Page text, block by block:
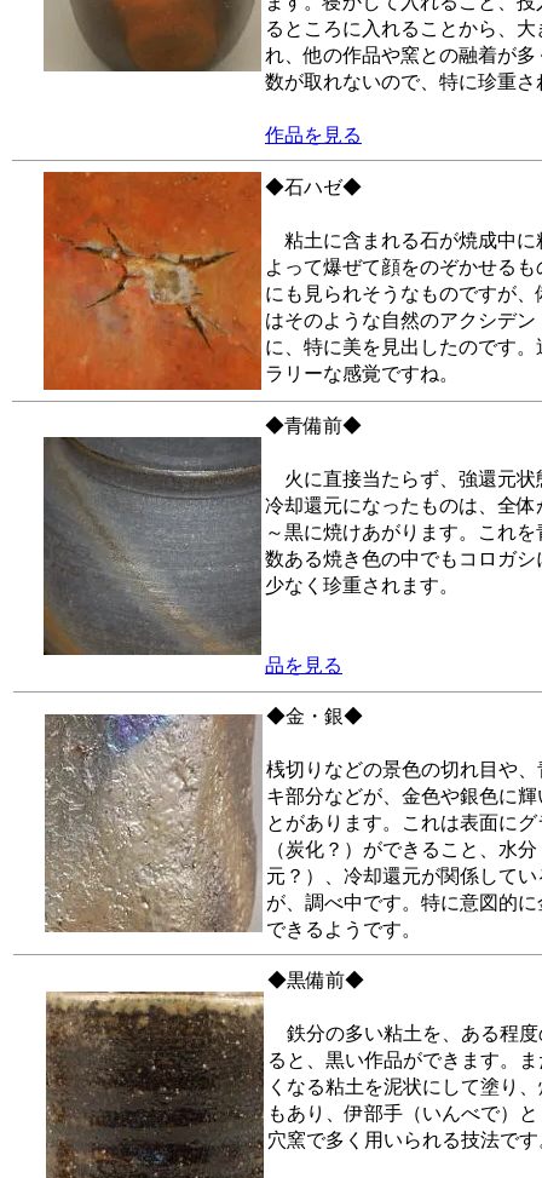
るところに入れることから、
れ、他の作品や窯との融着が
数が取れないので、特に珍重さ
作品を見る
◆石ハゼ◆
粘土に含まれる石が焼成中に
よって爆ぜて顔をのぞかせる
にも見られそうなものですが
はそのような自然のアクシデ
に、特に美を見出したのです
ラリーな感覚ですね。
◆青備前◆
火に直接当たらず、強還元状
冷却還元になったものは、全
～黒に焼けあがります。これ
数ある焼き色の中でもコロガ
少なく珍重されます。
品を見る
◆金・銀◆
桟切りなどの景色の切れ目や
キ部分などが、金色や銀色に
とがあります。これは表面に
（炭化？）ができること、水
元？）、冷却還元が関係して
が、調べ中です。特に意図的
できるようです。
◆黒備前◆
鉄分の多い粘土を、ある程度
ると、黒い作品ができます。
くなる粘土を泥状にして塗り
もあり、伊部手（いんべで）
穴窯で多く用いられる技法です